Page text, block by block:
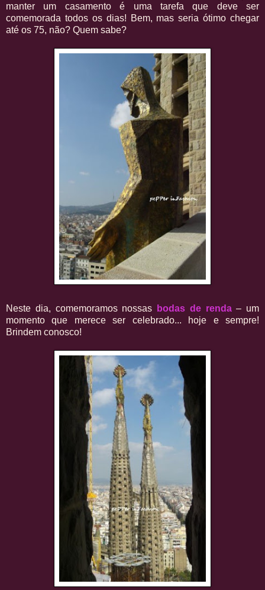
manter um casamento é uma tarefa que deve ser
comemorada todos os dias! Bem, mas seria ótimo chegar
até os 75, não? Quem sabe?
Neste dia, comemoramos nossas bodas de renda– um
momento que merece ser celebrado... hoje e sempre!
Brindem conosco!